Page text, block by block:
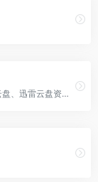
秒搜主要是针对阿里云盘、百度云盘、夸克云盘、迅雷云盘资源搜索的网站